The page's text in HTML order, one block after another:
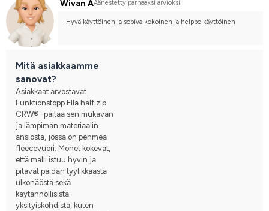
Wivan AÄänestetty parhaaksi arvioksi
Hyvä käyttöinen ja sopiva kokoinen ja helppo käyttöinen
Mitä asiakkaamme
sanovat?
Asiakkaat arvostavat
Funktionstopp Ella half zip
CRW® -paitaa sen mukavan
ja lämpimän materiaalin
ansiosta, jossa on pehmeä
fleecevuori. Monet kokevat,
että malli istuu hyvin ja
pitävät paidan tyylikkäästä
ulkonäöstä sekä
käytännöllisistä
yksityiskohdista, kuten